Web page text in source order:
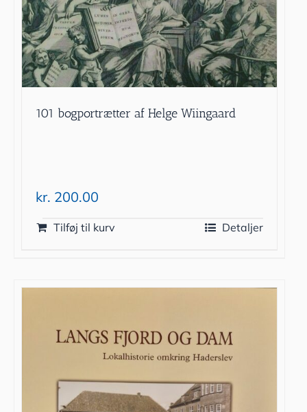
101 bogportrætter af Helge Wiingaard
kr. 200.00
Tilføj til kurv Detaljer